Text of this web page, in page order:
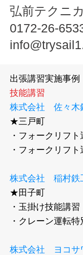
弘前テクニ
0172-26-
出張講習実施事例
技能講習
株式会社 佐々木
★三戸町
・フォークリフ
・フォークリフ
株式会社 稲村鉄
★田子町
・玉掛け技能講習
・クレーン運転
株式会社 ヨコサ